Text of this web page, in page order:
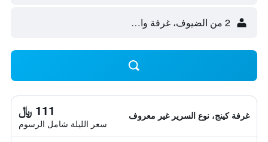
2 من الضيوف، غرفة واحدة
غرفة كينج، نوع السرير غير معروف 111 ﷼
سعر الليلة شامل الرسوم